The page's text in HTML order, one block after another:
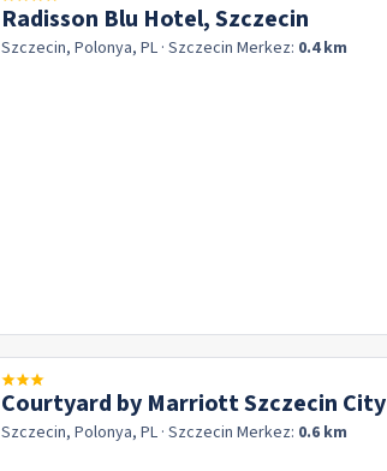
Radisson Blu Hotel, Szczecin
Szczecin, Polonya, PL · Szczecin Merkez: 0.4 km
Courtyard by Marriott Szczecin City
Szczecin, Polonya, PL · Szczecin Merkez: 0.6 km